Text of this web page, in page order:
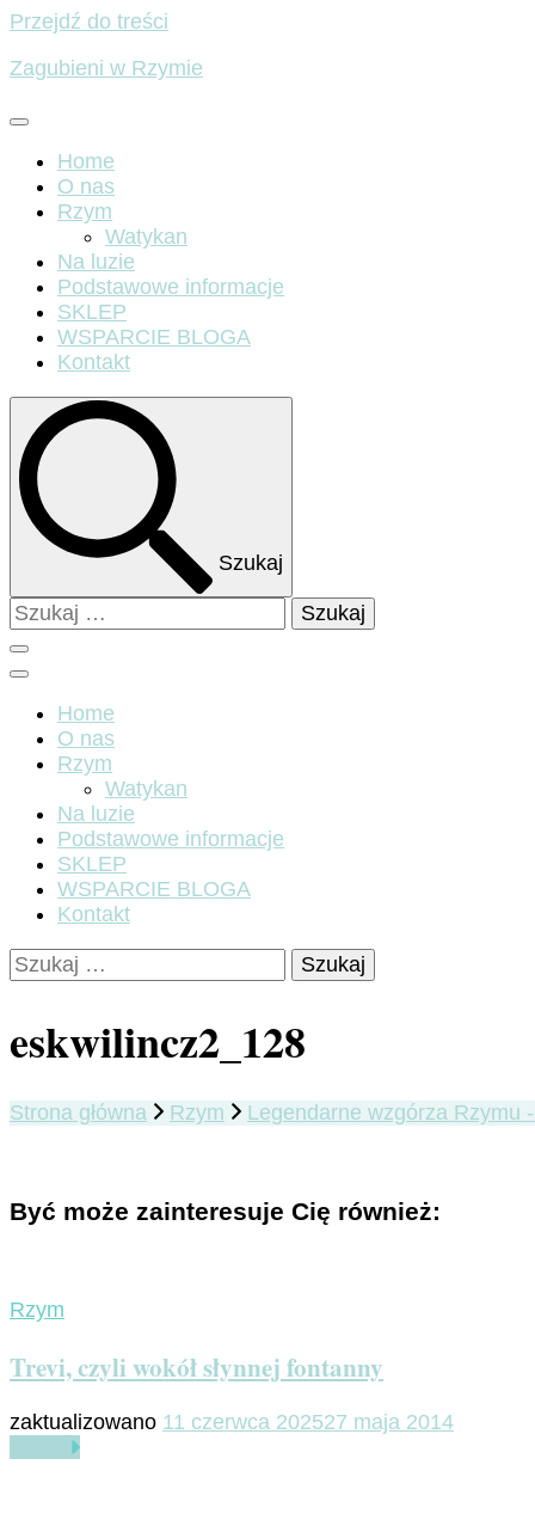
Przejdź do treści
Zagubieni w Rzymie
Home
O nas
Rzym
Watykan
Na luzie
Podstawowe informacje
SKLEP
WSPARCIE BLOGA
Kontakt
Szukaj
Szukaj:
Home
O nas
Rzym
Watykan
Na luzie
Podstawowe informacje
SKLEP
WSPARCIE BLOGA
Kontakt
Szukaj:
eskwilincz2_128
Strona główna Rzym Legendarne wzgórza Rzymu
Być może zainteresuje Cię również:
Rzym
Trevi, czyli wokół słynnej fontanny
zaktualizowano 11 czerwca 202527 maja 2014